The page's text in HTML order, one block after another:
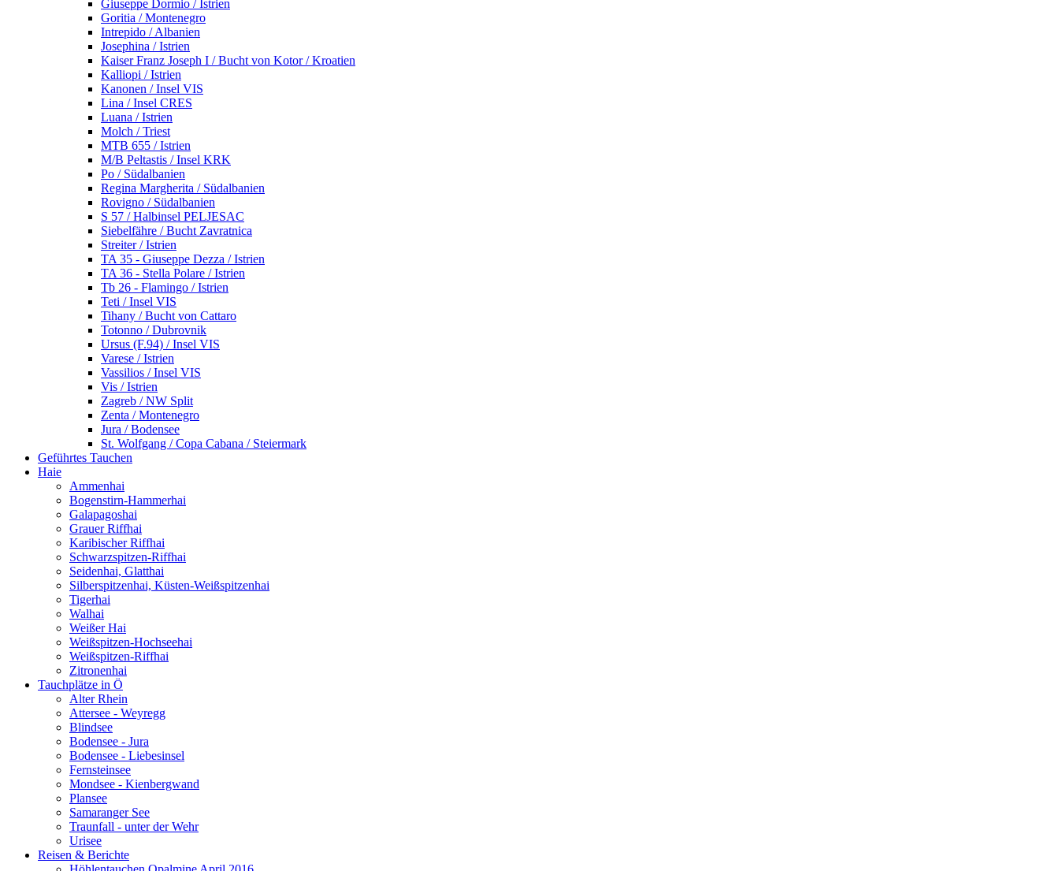
Giuseppe Dormio / Istrien
Goritia / Montenegro
Intrepido / Albanien
Josephina / Istrien
Kaiser Franz Joseph I / Bucht von Kotor / Kroatien
Kalliopi / Istrien
Kanonen / Insel VIS
Lina / Insel CRES
Luana / Istrien
Molch / Triest
MTB 655 / Istrien
M/B Peltastis / Insel KRK
Po / Südalbanien
Regina Margherita / Südalbanien
Rovigno / Südalbanien
S 57 / Halbinsel PELJESAC
Siebelfähre / Bucht Zavratnica
Streiter / Istrien
TA 35 - Giuseppe Dezza / Istrien
TA 36 - Stella Polare / Istrien
Tb 26 - Flamingo / Istrien
Teti / Insel VIS
Tihany / Bucht von Cattaro
Totonno / Dubrovnik
Ursus (F.94) / Insel VIS
Varese / Istrien
Vassilios / Insel VIS
Vis / Istrien
Zagreb / NW Split
Zenta / Montenegro
Jura / Bodensee
St. Wolfgang / Copa Cabana / Steiermark
Geführtes Tauchen
Haie
Ammenhai
Bogenstirn-Hammerhai
Galapagoshai
Grauer Riffhai
Karibischer Riffhai
Schwarzspitzen-Riffhai
Seidenhai, Glatthai
Silberspitzenhai, Küsten-Weißspitzenhai
Tigerhai
Walhai
Weißer Hai
Weißspitzen-Hochseehai
Weißspitzen-Riffhai
Zitronenhai
Tauchplätze in Ö
Alter Rhein
Attersee - Weyregg
Blindsee
Bodensee - Jura
Bodensee - Liebesinsel
Fernsteinsee
Mondsee - Kienbergwand
Plansee
Samaranger See
Traunfall - unter der Wehr
Urisee
Reisen & Berichte